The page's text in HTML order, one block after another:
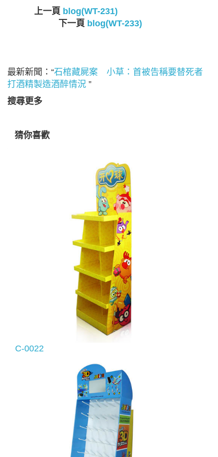
上一頁 blog(WT-231)
下一頁 blog(WT-233)
最新新聞：“石棺藏屍案 小草：首被告稱要替死者
打酒精製造酒醉情況 ”
搜尋更多
猜你喜歡
C-0022